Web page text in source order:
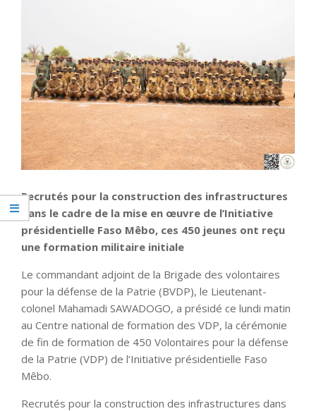
Recrutés pour la construction des infrastructures
dans le cadre de la mise en œuvre de l’Initiative
présidentielle Faso Mêbo, ces 450 jeunes ont reçu
une formation militaire initiale
Le commandant adjoint de la Brigade des volontaires
pour la défense de la Patrie (BVDP), le Lieutenant-
colonel Mahamadi SAWADOGO, a présidé ce lundi matin
au Centre national de formation des VDP, la cérémonie
de fin de formation de 450 Volontaires pour la défense
de la Patrie (VDP) de l’Initiative présidentielle Faso
Mêbo.
Recrutés pour la construction des infrastructures dans